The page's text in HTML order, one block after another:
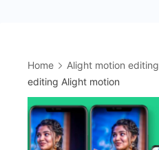
Home Alight motion editing
editing Alight motion